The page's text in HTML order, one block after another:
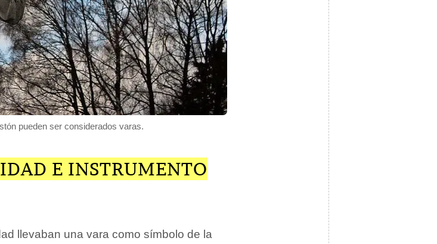
pueden ser considerados varas.
E INSTRUMENTO
llevaban una vara como símbolo de la